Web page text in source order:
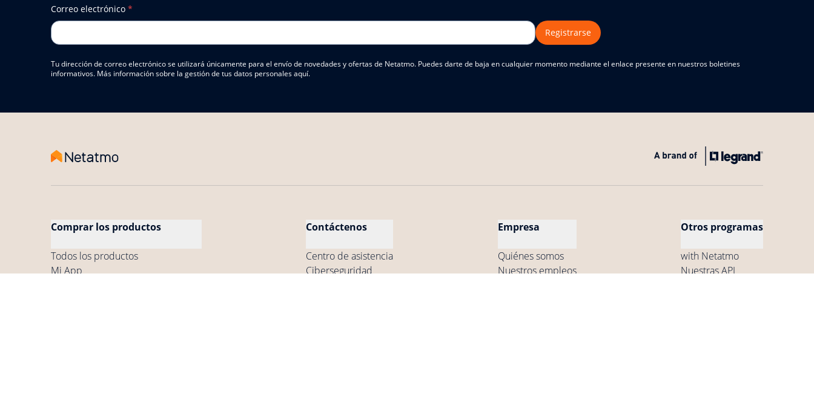
Correo electrónico *
Registrarse
Tu dirección de correo electrónico se utilizará únicamente para el envío de novedades y ofertas de Netatmo. Puedes darte de baja en cualquier momento mediante el enlace presente en nuestros boletines
informativos. Más información sobre la gestión de tus datos personales aquí.
Comprar los productos
Todos los productos
Mi App
Contáctenos
Centro de asistencia
Ciberseguridad
Empresa
Quiénes somos
Nuestros empleos
Otros programas
with Netatmo
Nuestras API